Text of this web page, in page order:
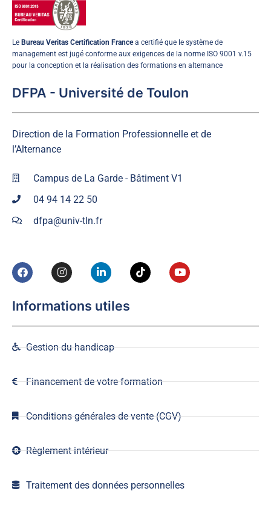
Le Bureau Veritas Certification Francea certifié que le système de
management est jugé conforme aux exigences de la norme ISO 9001 v.15
pour la conception et la réalisation des formations en alternance
DFPA - Université de Toulon
Direction de la Formation Professionnelle et de
l’Alternance
Campus de La Garde - Bâtiment V1
04 94 14 22 50
dfpa@univ-tln.fr
Informations utiles
Gestion du handicap
Financement de votre formation
Conditions générales de vente (CGV)
Règlement intérieur
Traitement des données personnelles